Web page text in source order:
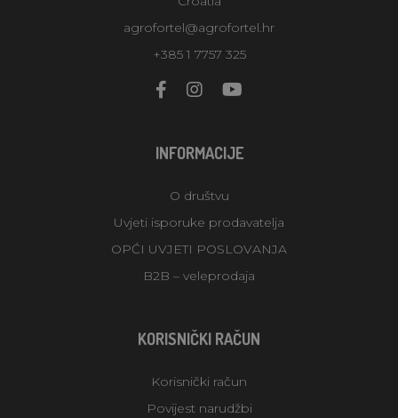
agrofortel@agrofortel.hr
+385 1 7757 325
INFORMACIJE
O društvu
Uvjeti isporuke prodavatelja
OPĆI UVJETI POSLOVANJA
B2B – veleprodaja
KORISNIČKI RAČUN
Korisnički račun
Povijest narudžbi